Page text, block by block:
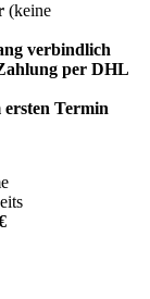
(keine
verbindlich
per DHL
Termin